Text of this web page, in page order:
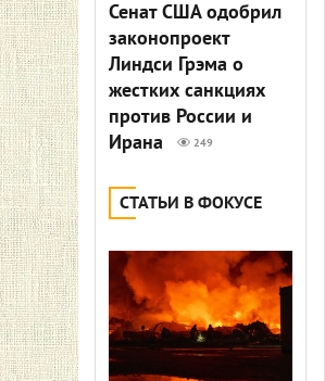
Сенат США одобрил
законопроект
Линдси Грэма о
жестких санкциях
против России и
Ирана
249
СТАТЬИ В ФОКУСЕ